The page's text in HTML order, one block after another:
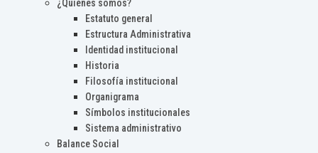
¿Quiénes somos?
Estatuto general
Estructura Administrativa
Identidad institucional
Historia
Filosofía institucional
Organigrama
Símbolos institucionales
Sistema administrativo
Balance Social